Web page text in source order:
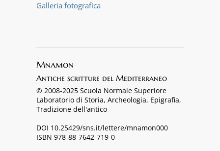
Galleria fotografica
Mnamon
Antiche scritture del Mediterraneo
© 2008-2025 Scuola Normale Superiore
Laboratorio di Storia, Archeologia, Epigrafia,
Tradizione dell'antico
DOI 10.25429/sns.it/lettere/mnamon000
ISBN 978-88-7642-719-0